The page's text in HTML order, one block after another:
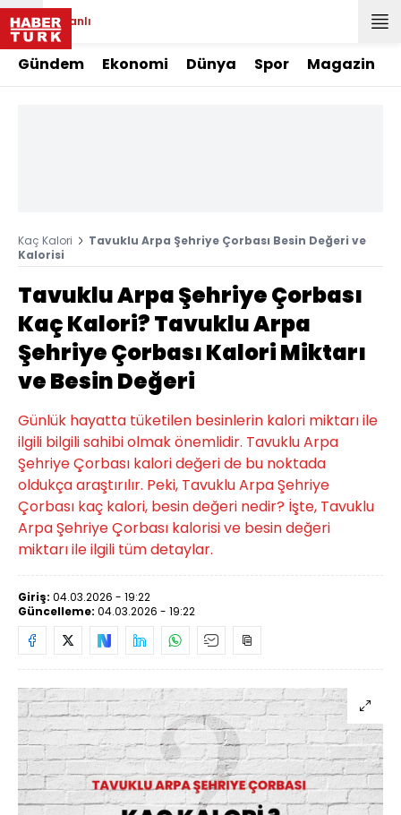
Canlı
Gündem Ekonomi Dünya Spor Magazin
Kaç Kalori
Tavuklu Arpa Şehriye Çorbası Besin Değeri ve
Kalorisi
Tavuklu Arpa Şehriye Çorbası
Kaç Kalori? Tavuklu Arpa
Şehriye Çorbası Kalori Miktarı
ve Besin Değeri
Günlük hayatta tüketilen besinlerin kalori miktarı ile
ilgili bilgili sahibi olmak önemlidir. Tavuklu Arpa
Şehriye Çorbası kalori değeri de bu noktada
oldukça araştırılır. Peki, Tavuklu Arpa Şehriye
Çorbası kaç kalori, besin değeri nedir? İşte, Tavuklu
Arpa Şehriye Çorbası kalorisi ve besin değeri
miktarı ile ilgili tüm detaylar.
Giriş: 04.03.2026 - 19:22
Güncelleme: 04.03.2026 - 19:22